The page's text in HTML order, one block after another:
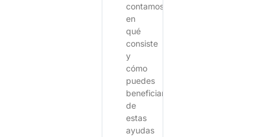
contamos
en
qué
consiste
y
cómo
puedes
beneficiarte
de
estas
ayudas